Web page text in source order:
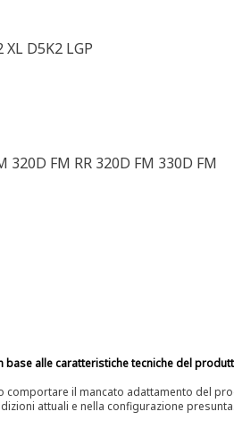
D5K2 LGP
320D FM RR 320D FM 330D FM
alle caratteristiche tecniche del
il mancato adattamento del
attuali e nella configurazione